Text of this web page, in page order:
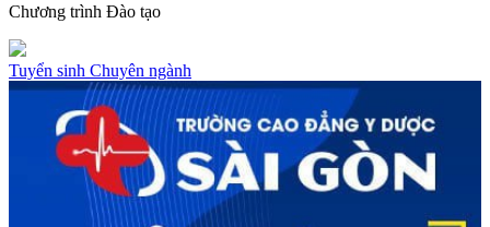
Chương trình Đào tạo
Tuyển sinh Chuyên ngành